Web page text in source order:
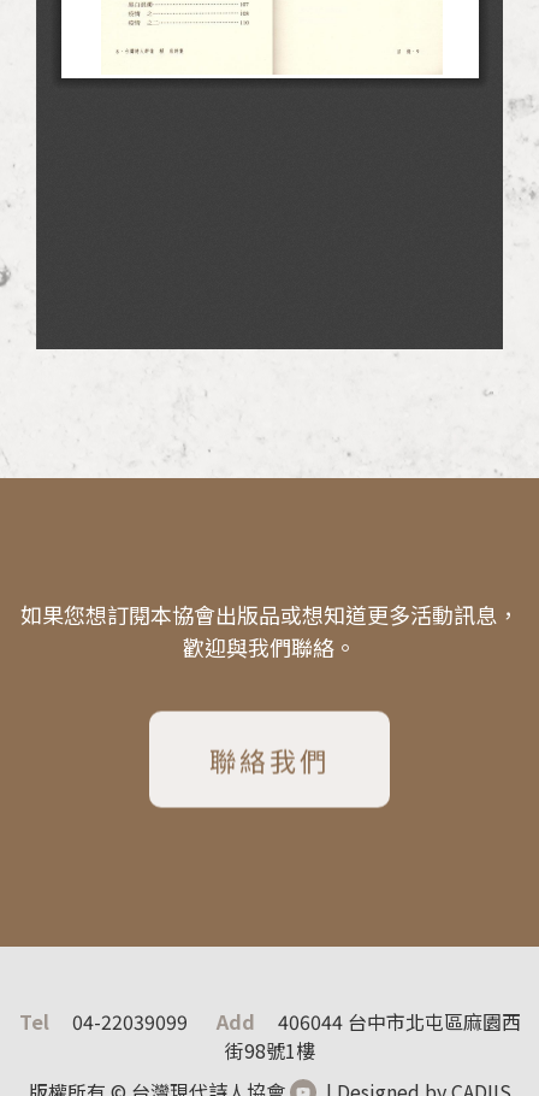
如果您想訂閱本協會出版品或想知道更多活動訊息，
歡迎與我們聯絡。
聯絡我們
Tel 04-22039099 Add
406044 台中市北屯區麻園西
街98號1樓